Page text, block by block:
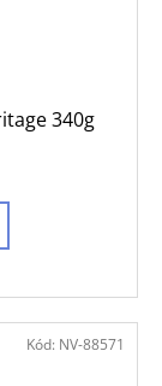
340g
Kód: NV-88571